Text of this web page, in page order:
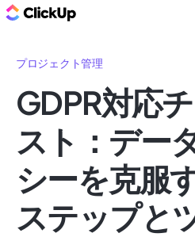
プロジェクト管理
GDPR対応
スト：デー
シーを克服
ステップと